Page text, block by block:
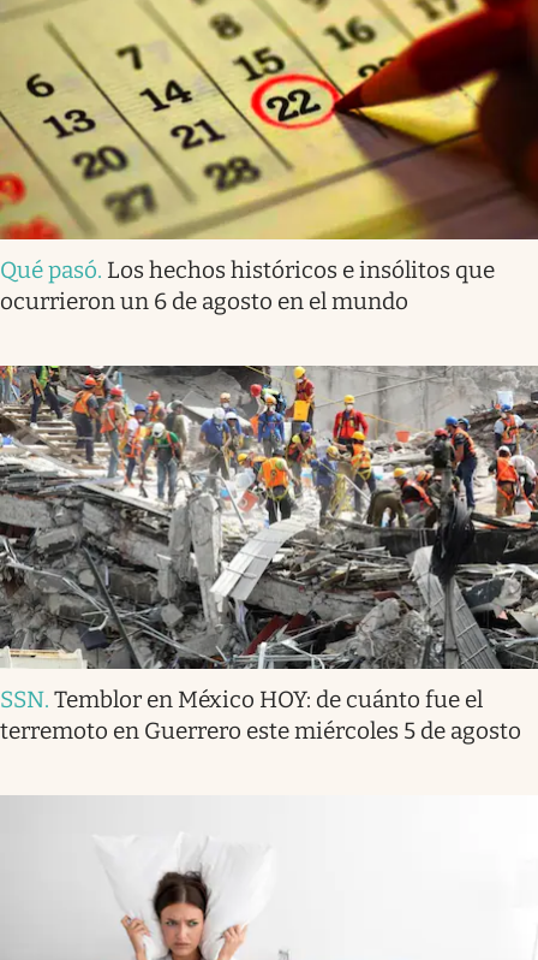
Qué pasó. Los hechos históricos e insólitos que
ocurrieron un 6 de agosto en el mundo
SSN. Temblor en México HOY: de cuánto fue el
terremoto en Guerrero este miércoles 5 de agosto